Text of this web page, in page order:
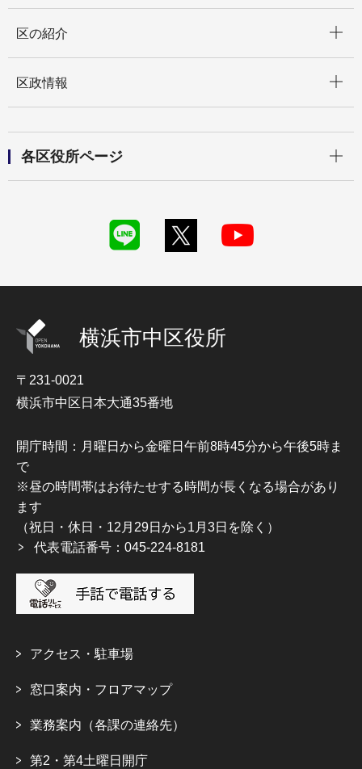
区の紹介
区政情報
各区役所ページ
横浜市中区役所
〒231-0021
横浜市中区日本大通35番地
開庁時間：月曜日から金曜日午前8時45分から午後5時ま
で
※昼の時間帯はお待たせする時間が長くなる場合があり
ます
（祝日・休日・12月29日から1月3日を除く）
代表電話番号：045-224-8181
アクセス・駐車場
窓口案内・フロアマップ
業務案内（各課の連絡先）
第2・第4土曜日開庁